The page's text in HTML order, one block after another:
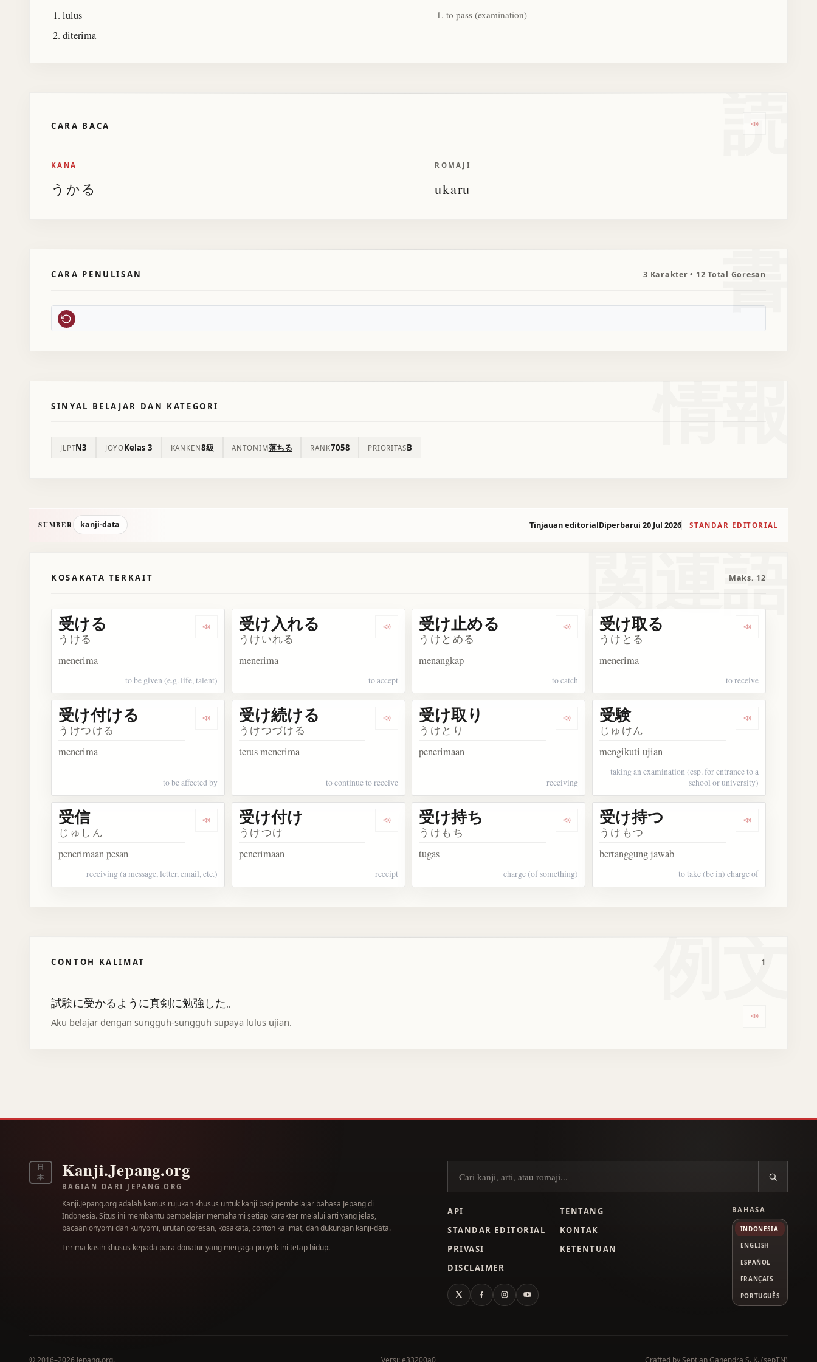
lulus
diterima
to pass (examination)
読
CARA BACA Dengarkan
KANA
うかる
ROMAJI
ukaru
書
CARA PENULISAN 3 Karakter • 12 Total Goresan
SINYAL BELAJAR DAN KATEGORI
JLPTN3 JŌYŌKelas 3 KANKEN8級 ANTONIM落ちる RANK7058 PRIORITASB
SUMBER kanji-data Tinjauan editorialDiperbarui 20 Jul 2026 STANDAR EDITORIAL
関連語
KOSAKATA TERKAIT Maks. 12
Dengarkan 受ける
受ける
うける
menerima
to be given (e.g. life, talent)
Dengarkan 受け入れる
受け入れる
うけいれる
menerima
to accept
Dengarkan 受け止める
受け止める
うけとめる
menangkap
to catch
Dengarkan 受け
受け取る
うけとる
menerima
to receive
Dengarkan 受け付ける
受け付ける
うけつける
menerima
to be affected by
Dengarkan 受け続ける
受け続ける
うけつづける
terus menerima
to continue to receive
Dengarkan 受け取り
受け取り
うけとり
penerimaan
receiving
Dengarkan 受験
受験
じゅけん
mengikuti ujian
taking an examination (esp. for entrance to a
school or university)
Dengarkan 受信
受信
じゅしん
penerimaan pesan
receiving (a message, letter, email, etc.)
Dengarkan 受け付け
受け付け
うけつけ
penerimaan
receipt
Dengarkan 受け持ち
受け持ち
うけもち
tugas
charge (of something)
Dengarkan 受け
受け持つ
うけもつ
bertanggung jawab
to take (be in) charge of
例文
CONTOH KALIMAT 1
Dengarkan
試験に受かるように真剣に勉強した。
Aku belajar dengan sungguh-sungguh supaya lulus ujian.
日
本
Kanji.Jepang.org
BAGIAN DARI JEPANG.ORG
Kanji.Jepang.org adalah kamus rujukan khusus untuk kanji bagi pembelajar bahasa Jepang di
Indonesia. Situs ini membantu pembelajar memahami setiap karakter melalui arti yang jelas,
bacaan onyomi dan kunyomi, urutan goresan, kosakata, contoh kalimat, dan dukungan kanji-data.
Terima kasih khusus kepada para donaturyang menjaga proyek ini tetap hidup.
Cari kanji
API
TENTANG
STANDAR EDITORIAL
KONTAK
PRIVASI
KETENTUAN
DISCLAIMER
X FacebookInstagramYouTube
BAHASA
INDONESIA
ENGLISH
ESPAÑOL
FRANÇAIS
PORTUGUÊS